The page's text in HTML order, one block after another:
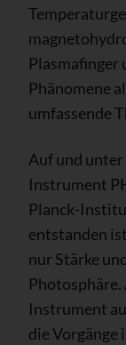
Plasmafinger
Phänomene
umfassende
Auf und unter
Instrument
Planck-
entstanden
nur Stärke
Instrument
die Vorgänge